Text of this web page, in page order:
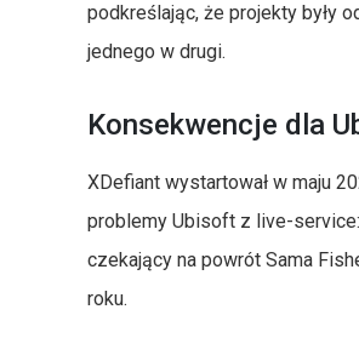
podkreślając, że projekty były
jednego w drugi.
Konsekwencje dla
XDefiant wystartował w maju
problemy Ubisoft z live-
czekający na powrót Sama
roku.